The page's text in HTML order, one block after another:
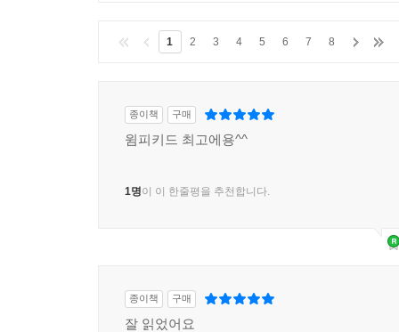
1 2 3 4 5 6 7 8
종이책 구매
윔피키드 최고에용^^
1명이 이 한줄평을 추천합니다.
종이책 구매
잘 읽었어요